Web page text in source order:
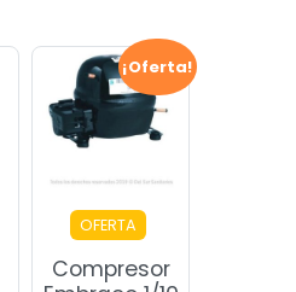
¡Oferta!
OFERTA
Compresor